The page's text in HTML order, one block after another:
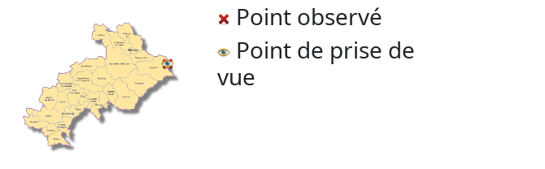
Point observé
Point de prise de
vue